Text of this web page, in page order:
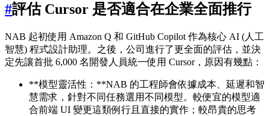
#評估 Cursor 是否適合在企業全面推行
NAB 起初使用 Amazon Q 和 GitHub Copilot 作為核心 AI (人工
智慧) 程式設計助理。之後，公司進行了更全面的評估，並決
定先讓首批 6,000 名開發人員統一使用 Cursor，原因有幾點：
**模型靈活性：**NAB 的工程師會依據成本、延遲和智
慧需求，針對不同任務選用不同模型。較便宜的模型適
合前端 UI 變更這類例行且直接的實作；較昂貴的思考